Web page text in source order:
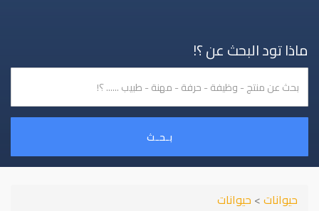
ماذا تود البحث عن ؟!
بـحـث
حيوانات> حيوانات